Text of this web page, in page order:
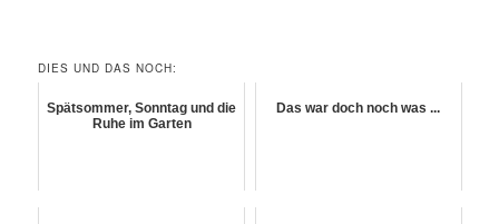
DIES UND DAS NOCH:
Spätsommer, Sonntag und die
Ruhe im Garten
Das war doch noch was ...